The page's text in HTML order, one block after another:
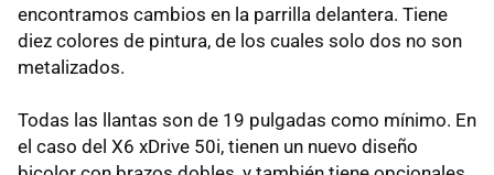
encontramos cambios en la parrilla delantera. Tiene
diez colores de pintura, de los cuales solo dos no son
metalizados.
Todas las llantas son de 19 pulgadas como mínimo. En
el caso del X6 xDrive 50i, tienen un nuevo diseño